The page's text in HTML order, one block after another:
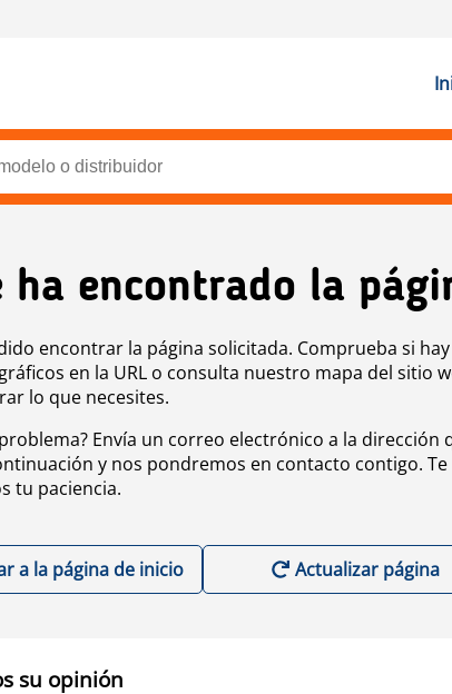
ha encontrado la
encontrar la página solicitada. Comprueba si hay
en la URL o consulta nuestro mapa del sitio
lo que necesites.
Envía un correo electrónico a la dirección
y nos pondremos en contacto contigo. Te
tu paciencia.
a la página de inicio Actualizar página
su opinión